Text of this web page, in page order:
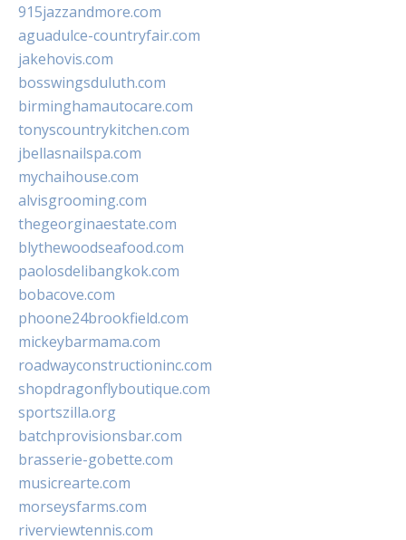
915jazzandmore.com
aguadulce-countryfair.com
jakehovis.com
bosswingsduluth.com
birminghamautocare.com
tonyscountrykitchen.com
jbellasnailspa.com
mychaihouse.com
alvisgrooming.com
thegeorginaestate.com
blythewoodseafood.com
paolosdelibangkok.com
bobacove.com
phoone24brookfield.com
mickeybarmama.com
roadwayconstructioninc.com
shopdragonflyboutique.com
sportszilla.org
batchprovisionsbar.com
brasserie-gobette.com
musicrearte.com
morseysfarms.com
riverviewtennis.com